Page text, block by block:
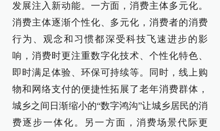
发展注入新动能。一方面，消费主体多元化。
消费主体逐渐个性化、多元化，消费者的消费
行为、观念和习惯都深受科技飞速进步的影
响，消费时更注重数字化技术、个性化特色、
即时满足体验、环保可持续等。同时，线上购
物和网络支付的便捷性拓展了老年消费群体，
城乡之间日渐缩小的“数字鸿沟”让城乡居民的消
费逐步一体化。另一方面，消费场景代际更